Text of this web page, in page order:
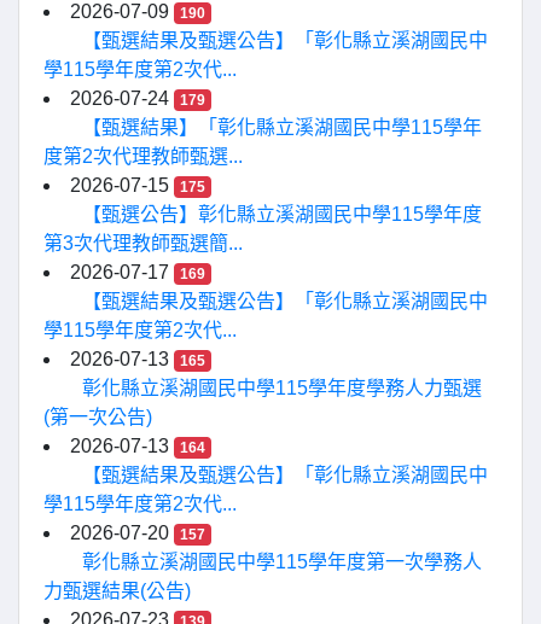
2026-07-09
190
【甄選結果及甄選公告】「彰化縣立溪湖國民中
學115學年度第2次代...
2026-07-24
179
【甄選結果】「彰化縣立溪湖國民中學115學年
度第2次代理教師甄選...
2026-07-15
175
【甄選公告】彰化縣立溪湖國民中學115學年度
第3次代理教師甄選簡...
2026-07-17
169
【甄選結果及甄選公告】「彰化縣立溪湖國民中
學115學年度第2次代...
2026-07-13
165
彰化縣立溪湖國民中學115學年度學務人力甄選
(第一次公告)
2026-07-13
164
【甄選結果及甄選公告】「彰化縣立溪湖國民中
學115學年度第2次代...
2026-07-20
157
彰化縣立溪湖國民中學115學年度第一次學務人
力甄選結果(公告)
2026-07-23